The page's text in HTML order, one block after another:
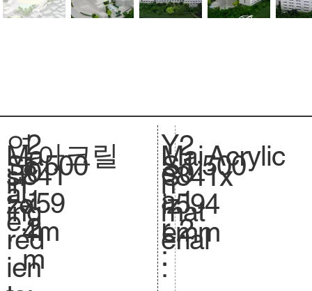
연
도
:
2
0
1
2
Ma
in
ing
red
ien
Sc
al
e.
아크릴
1:500
si
ze
.
841
x59
4m
m
Y
e
a
r
:
Mai
n
mat
erial
:
S
.
S
iz
e.
2
0
1
2
1:500
841x
594
mm
Acrylic